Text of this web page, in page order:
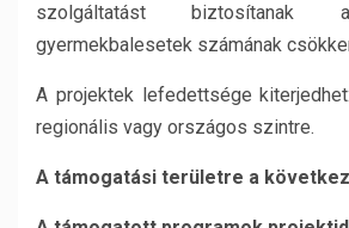
szolgáltatást biztosítanak
gyermekbalesetek számának
A projektek lefedettsége
regionális vagy országos szintre.
A támogatási területre a következ